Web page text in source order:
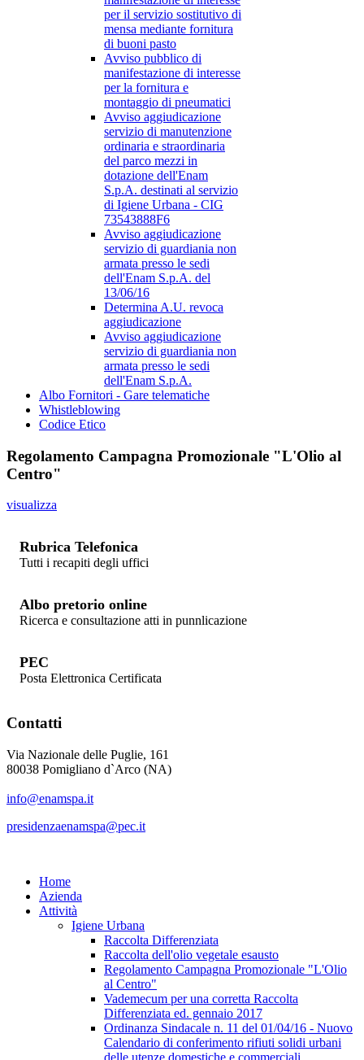
per il servizio sostitutivo di
mensa mediante fornitura
di buoni pasto
Avviso pubblico di
manifestazione di interesse
per la fornitura e
montaggio di pneumatici
Avviso aggiudicazione
servizio di manutenzione
ordinaria e straordinaria
del parco mezzi in
dotazione dell'Enam
S.p.A. destinati al servizio
di Igiene Urbana - CIG
73543888F6
Avviso aggiudicazione
servizio di guardiania non
armata presso le sedi
dell'Enam S.p.A. del
13/06/16
Determina A.U. revoca
aggiudicazione
Avviso aggiudicazione
servizio di guardiania non
armata presso le sedi
dell'Enam S.p.A.
Albo Fornitori - Gare telematiche
Whistleblowing
Codice Etico
Regolamento Campagna Promozionale "L'Olio al
Centro"
visualizza
Rubrica Telefonica
Tutti i recapiti degli uffici
Albo pretorio online
Ricerca e consultazione atti in punnlicazione
PEC
Posta Elettronica Certificata
Contatti
Via Nazionale delle Puglie, 161
80038 Pomigliano d`Arco (NA)
info@enamspa.it
presidenzaenamspa@pec.it
Home
Azienda
Attività
Igiene Urbana
Raccolta Differenziata
Raccolta dell'olio vegetale esausto
Regolamento Campagna Promozionale "L'Olio
al Centro"
Vademecum per una corretta Raccolta
Differenziata ed. gennaio 2017
Ordinanza Sindacale n. 11 del 01/04/16 - Nuovo
Calendario di conferimento rifiuti solidi urbani
delle utenze domestiche e commerciali